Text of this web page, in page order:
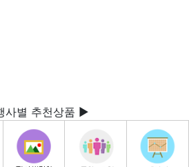
사별 추천상품 ▶